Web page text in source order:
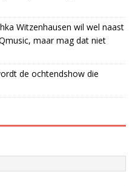
Witzenhausen wil wel naast
maar mag dat niet
de ochtendshow die